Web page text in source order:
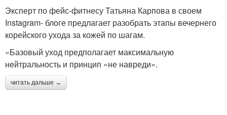
Эксперт по фейс-фитнесу Татьяна Карпова в своем
Instagram- блоге предлагает разобрать этапы вечернего
корейского ухода за кожей по шагам.
«Базовый уход предполагает максимальную
нейтральность и принцип «не навреди».
читать дальше →